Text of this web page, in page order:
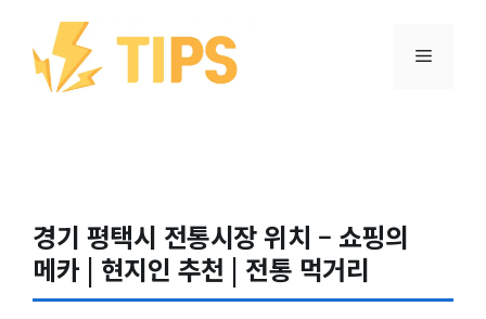
건너뛰기
메뉴
경기 평택시 전통시장 위치 – 쇼핑의
메카 | 현지인 추천 | 전통 먹거리